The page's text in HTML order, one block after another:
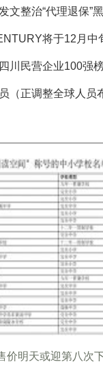
文整治“代理退保”
将于12月中
川民营企业100强
（正调整全球人员
价明天或迎第八次